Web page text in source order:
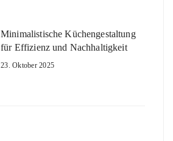
Minimalistische Küchengestaltung
für Effizienz und Nachhaltigkeit
23. Oktober 2025